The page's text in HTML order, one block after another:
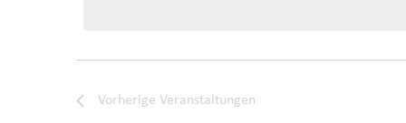
Vorherige Veranstaltungen